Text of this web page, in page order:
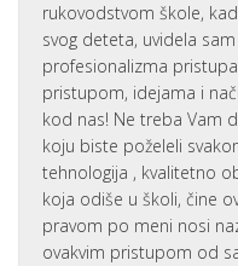
rukovodstvom škole,
svog deteta, uvidela
profesionalizma
pristupom, idejama i
kod nas! Ne treba Vam
koju biste poželeli
tehnologija , kvalitetno
koja odiše u školi, čine
pravom po meni nosi
ovakvim pristupom od